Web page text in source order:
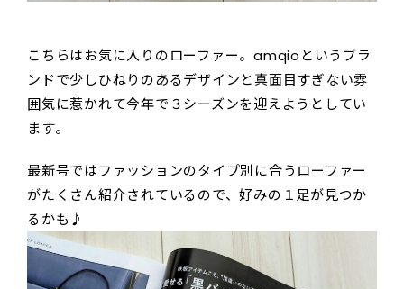
こちらはお気に入りのローファー。amqioというブラ
ンドで少しひねりのあるデザインと真面目すぎない雰
囲気に惹かれて今年で３シーズンを迎えようとしてい
ます。
最新号ではファッションのタイプ別に合うローファー
がたくさん紹介されているので、好みの１足が見つか
るかも♪